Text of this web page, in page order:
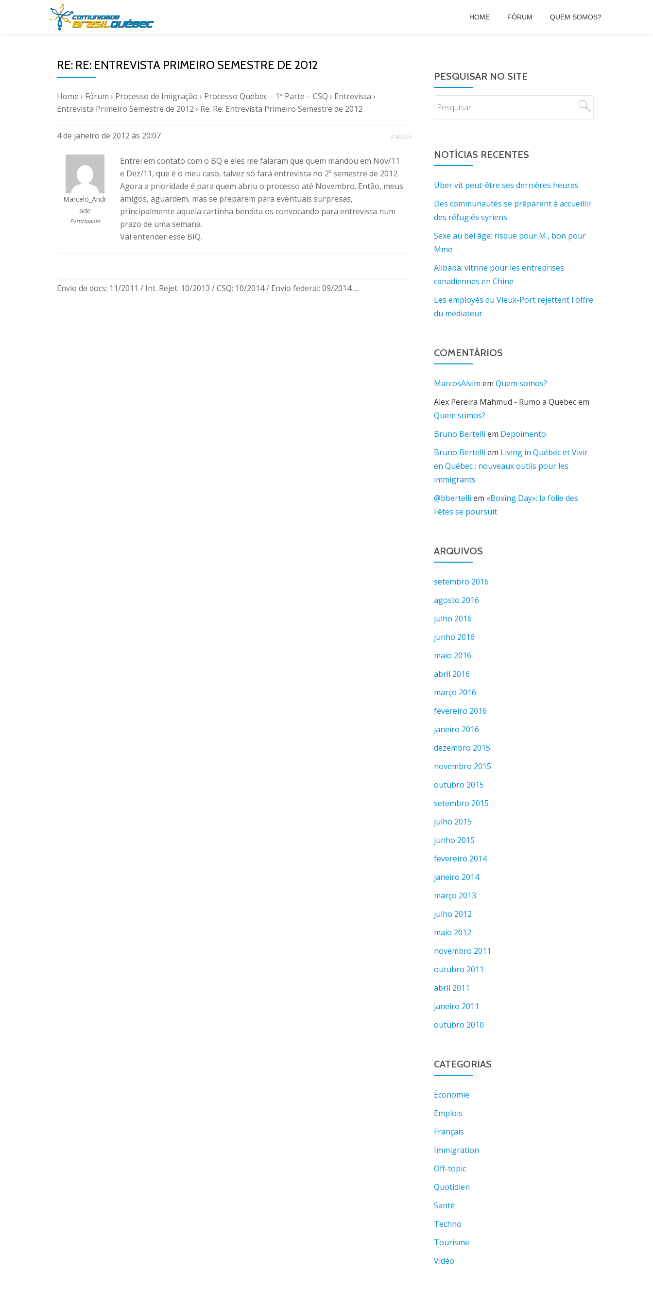
HOME FÓRUM QUEM SOMOS?
RE: RE: ENTREVISTA PRIMEIRO SEMESTRE DE 2012
Home › Fórum › Processo de Imigração › Processo Québec – 1ª Parte – CSQ › Entrevista ›
Entrevista Primeiro Semestre de 2012 › Re: Re: Entrevista Primeiro Semestre de 2012
4 de janeiro de 2012 às 20:07 #49334
Marcelo_Andr
ade
Participante
Entrei em contato com o BQ e eles me falaram que quem mandou em Nov/11
e Dez/11, que é o meu caso, talvez só fará entrevista no 2º semestre de 2012.
Agora a prioridade é para quem abriu o processo até Novembro. Então, meus
amigos, aguardem, mas se preparem para eventuais surpresas,
principalmente aquela cartinha bendita os convocando para entrevista num
prazo de uma semana.
Vai entender esse BIQ.
Envio de docs: 11/2011 / Int. Rejet: 10/2013 / CSQ: 10/2014 / Envio federal: 09/2014 ....
PESQUISAR NO SITE
NOTÍCIAS RECENTES
Uber vit peut-être ses dernières heures
Des communautés se préparent à accueillir
des réfugiés syriens
Sexe au bel âge: risqué pour M., bon pour
Mme
Alibaba: vitrine pour les entreprises
canadiennes en Chine
Les employés du Vieux-Port rejettent l'offre
du médiateur
COMENTÁRIOS
MarcosAlvim em Quem somos?
Alex Pereira Mahmud - Rumo a Quebecem
Quem somos?
Bruno Bertelli em Depoimento
Bruno Bertelli em Living in Québec et Vivir
en Québec : nouveaux outils pour les
immigrants
@bbertelli em «Boxing Day»: la folie des
Fêtes se poursuit
ARQUIVOS
setembro 2016
agosto 2016
julho 2016
junho 2016
maio 2016
abril 2016
março 2016
fevereiro 2016
janeiro 2016
dezembro 2015
novembro 2015
outubro 2015
setembro 2015
julho 2015
junho 2015
fevereiro 2014
janeiro 2014
março 2013
julho 2012
maio 2012
novembro 2011
outubro 2011
abril 2011
janeiro 2011
outubro 2010
CATEGORIAS
Économie
Emplois
Français
Immigration
Off-topic
Quotidien
Santé
Techno
Tourisme
Vidéo